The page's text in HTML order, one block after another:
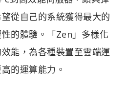
從自己的系統獲得最大的
的體驗。「Zen」多樣化
能，為各種裝置至雲端運
的運算能力。